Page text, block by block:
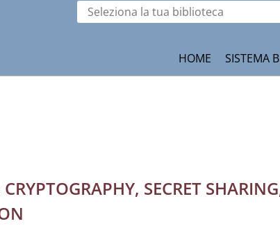
Seleziona
la
HOME SISTEMA
SECRET